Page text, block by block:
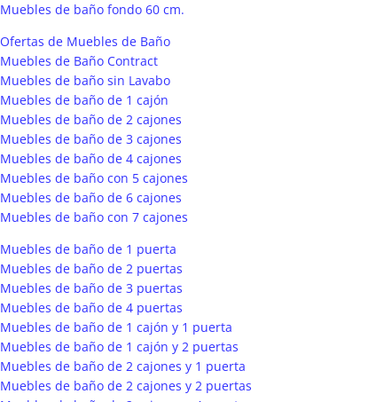
Muebles de baño fondo 60 cm.
Ofertas de Muebles de Baño
Muebles de Baño Contract
Muebles de baño sin Lavabo
Muebles de baño de 1 cajón
Muebles de baño de 2 cajones
Muebles de baño de 3 cajones
Muebles de baño de 4 cajones
Muebles de baño con 5 cajones
Muebles de baño de 6 cajones
Muebles de baño con 7 cajones
Muebles de baño de 1 puerta
Muebles de baño de 2 puertas
Muebles de baño de 3 puertas
Muebles de baño de 4 puertas
Muebles de baño de 1 cajón y 1 puerta
Muebles de baño de 1 cajón y 2 puertas
Muebles de baño de 2 cajones y 1 puerta
Muebles de baño de 2 cajones y 2 puertas